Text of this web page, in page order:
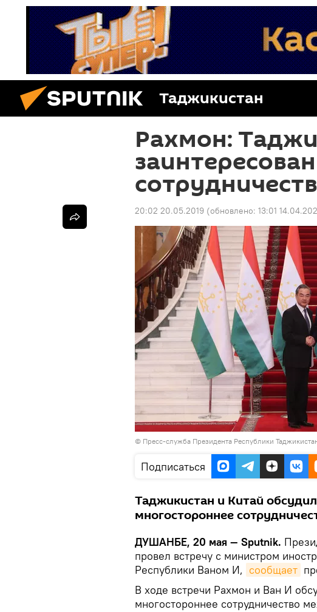
Таджикистан
Рахмон:
20:02 20.05.2019 (обновлено: 13:01
© Пресс-служба Президента Республики
Подписаться
Таджикистан и Китай
многостороннее
ДУШАНБЕ, 20 мая — Sputnik.
провел встречу с министром
Республики Ваном И, сообщает
В ходе встречи Рахмон и Ван И
многостороннее сотрудничество